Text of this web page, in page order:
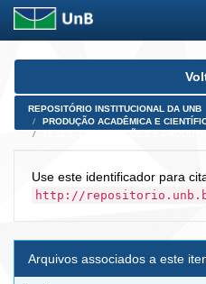
Skip
REPOSITÓRIO INSTITUCIONAL DA UNB
PRODUÇÃO ACADÊMICA E
Use este identificador para
http://
Arquivos associados a este